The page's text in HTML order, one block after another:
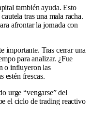
también ayuda. Esto
tras una mala racha.
afrontar la jornada con
importante. Tras cerrar una
para analizar. ¿Fue
o influyeron las
estén frescas.
urge “vengarse” del
el ciclo de trading reactivo